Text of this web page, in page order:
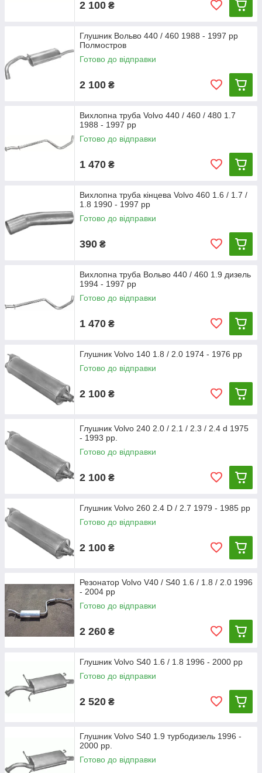
2 100 ₴
Глушник Вольво 440 / 460 1988 - 1997 рр
Полмостров
Готово до відправки
2 100 ₴
Вихлопна труба Volvo 440 / 460 / 480 1.7
1988 - 1997 рр
Готово до відправки
1 470 ₴
Вихлопна труба кінцева Volvo 460 1.6 / 1.7 /
1.8 1990 - 1997 рр
Готово до відправки
390 ₴
Вихлопна труба Вольво 440 / 460 1.9 дизель
1994 - 1997 рр
Готово до відправки
1 470 ₴
Глушник Volvo 140 1.8 / 2.0 1974 - 1976 рр
Готово до відправки
2 100 ₴
Глушник Volvo 240 2.0 / 2.1 / 2.3 / 2.4 d 1975
- 1993 рр.
Готово до відправки
2 100 ₴
Глушник Volvo 260 2.4 D / 2.7 1979 - 1985 рр
Готово до відправки
2 100 ₴
Резонатор Volvo V40 / S40 1.6 / 1.8 / 2.0 1996
- 2004 рр
Готово до відправки
2 260 ₴
Глушник Volvo S40 1.6 / 1.8 1996 - 2000 рр
Готово до відправки
2 520 ₴
Глушник Volvo S40 1.9 турбодизель 1996 -
2000 рр.
Готово до відправки